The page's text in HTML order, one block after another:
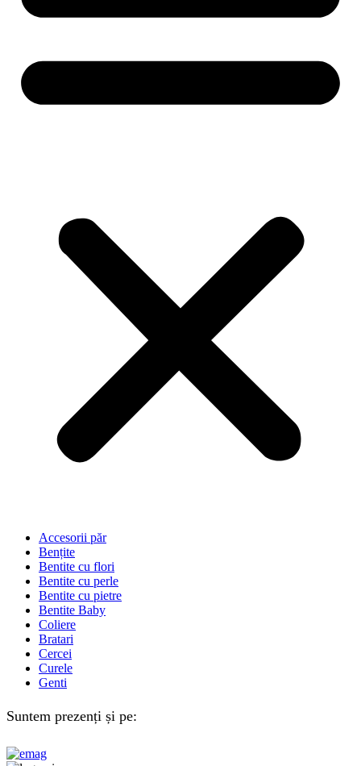
Accesorii păr
Bențite
Bentite cu flori
Bentite cu perle
Bentite cu pietre
Bentite Baby
Coliere
Bratari
Cercei
Curele
Genti
Suntem prezenți și pe: